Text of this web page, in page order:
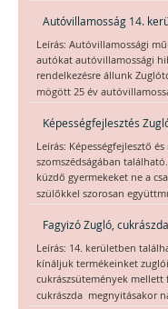
Autóvillamosság 14.
Leírás: Autóvillamossági
autókat autóvillamossági
rendelkezésre állunk
mögött 25 év
Képességfejlesztés
Leírás: Képességfejlesztő
szomszédságában
küzdő gyermekeket ne a
szülőkkel szorosan
Fagyizó Zugló,
Leírás: 14. kerületben
kínáljuk termékeinket
cukrászsütemények
cukrászda megnyitásakor